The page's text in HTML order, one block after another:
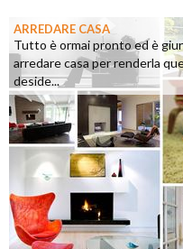
ARREDARE CASA
Tutto è ormai pronto ed è
arredare casa per renderla
deside...